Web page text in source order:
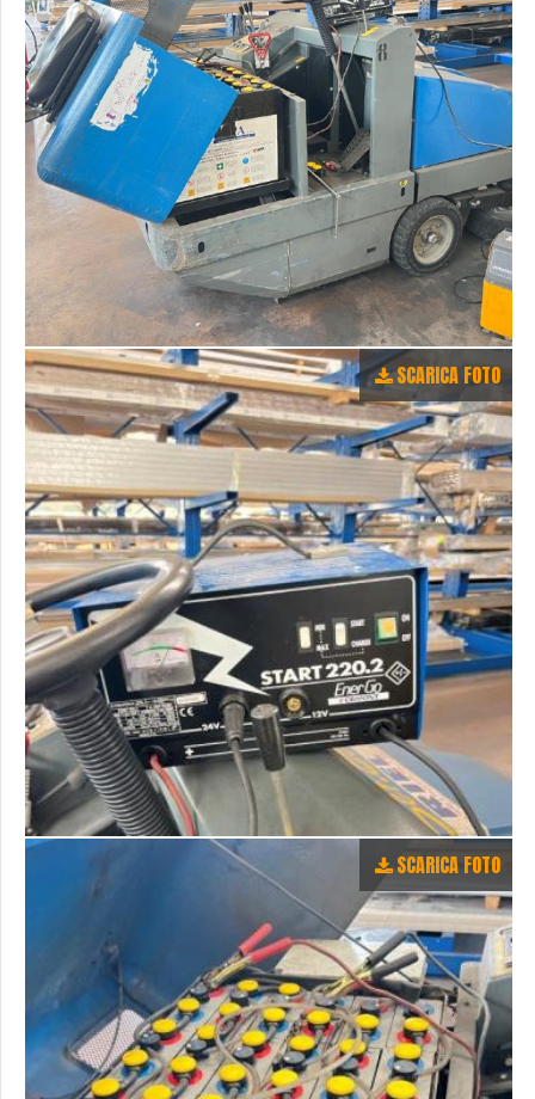
SCARICA FOTO
SCARICA FOTO